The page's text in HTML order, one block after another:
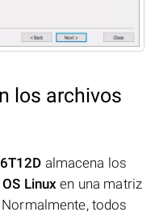
los archivos
almacena los
OS Linux en una matriz
todos